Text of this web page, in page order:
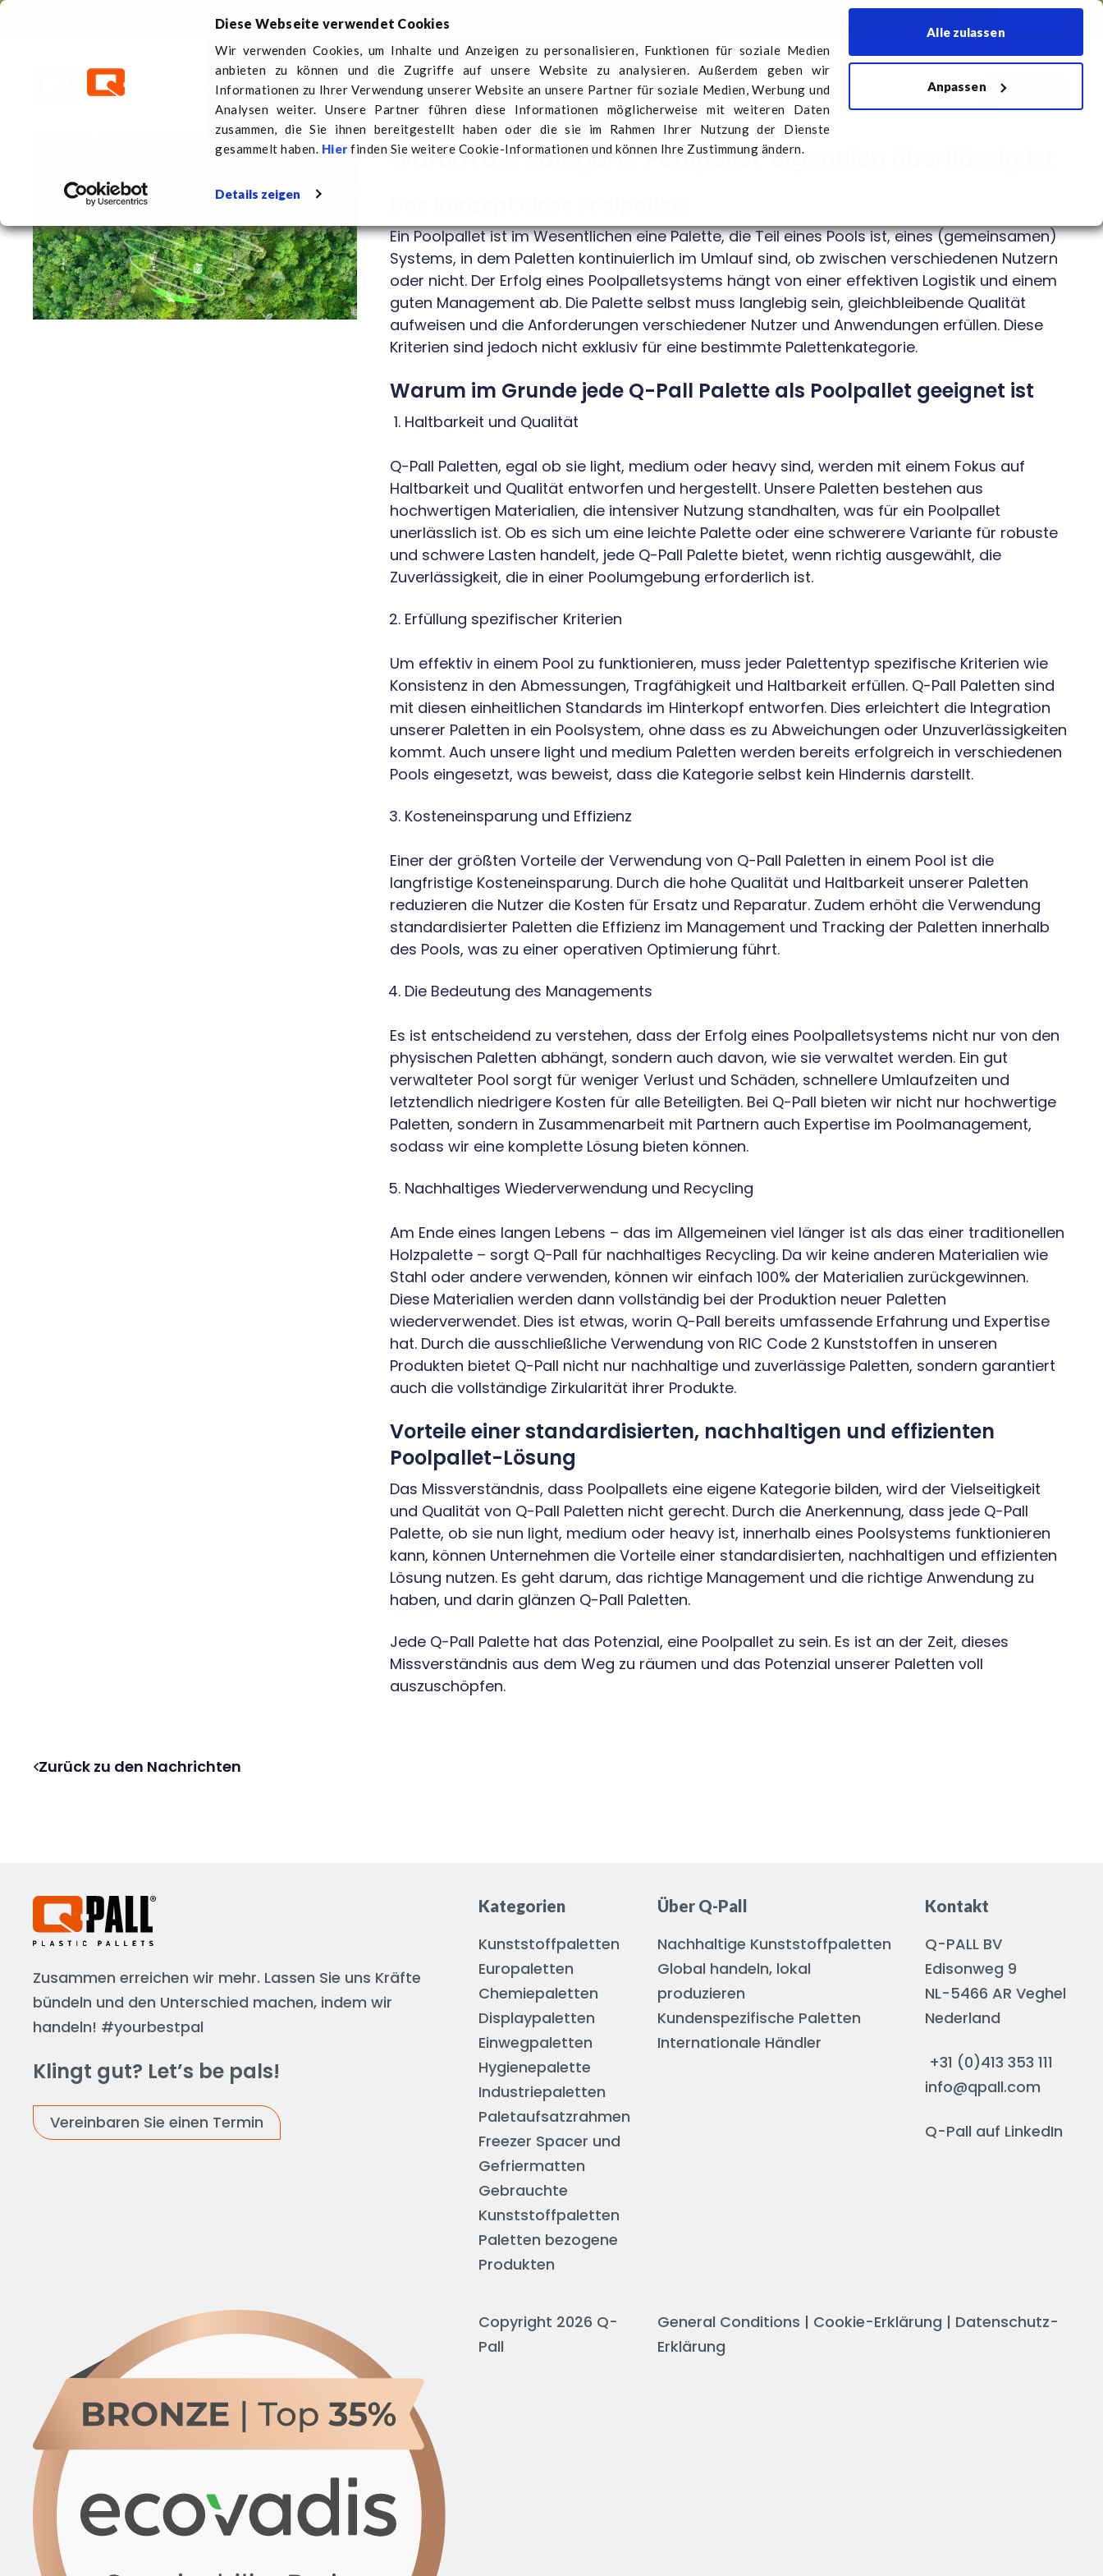
Diese Webseite verwendet Cookies
Wir verwenden Cookies, um Inhalte und Anzeigen zu personalisieren, Funktionen für soziale Medien
anbieten zu können und die Zugriffe auf unsere Website zu analysieren. Außerdem geben wir
Informationen zu Ihrer Verwendung unserer Website an unsere Partner für soziale Medien, Werbung und
Analysen weiter. Unsere Partner führen diese Informationen möglicherweise mit weiteren Daten
zusammen, die Sie ihnen bereitgestellt haben oder die sie im Rahmen Ihrer Nutzung der Dienste
gesammelt haben. Hierfinden Sie weitere Cookie-Informationen und können Ihre Zustimmung ändern.
Details zeigen
Alle zulassen
Anpassen
KunststoffpalettenÜber Q-PallSektorenAktuelles Kontaktieren Sie unsTransport anmelden Angebot
Warum die Kategorie 'Poolpallet' eigentlich überflüssig ist
Ein Poolpallet ist im Wesentlichen eine Palette, die Teil eines Pools ist, eines (gemeinsamen)
Systems, in dem Paletten kontinuierlich im Umlauf sind, ob zwischen verschiedenen Nutzern
oder nicht. Der Erfolg eines Poolpalletsystems hängt von einer effektiven Logistik und einem
guten Management ab. Die Palette selbst muss langlebig sein, gleichbleibende Qualität
aufweisen und die Anforderungen verschiedener Nutzer und Anwendungen erfüllen. Diese
Kriterien sind jedoch nicht exklusiv für eine bestimmte Palettenkategorie.
Warum im Grunde jede Q-Pall Palette als Poolpallet geeignet ist
Haltbarkeit und Qualität
Q-Pall Paletten, egal ob sie light, medium oder heavy sind, werden mit einem Fokus auf
Haltbarkeit und Qualität entworfen und hergestellt. Unsere Paletten bestehen aus
hochwertigen Materialien, die intensiver Nutzung standhalten, was für ein Poolpallet
unerlässlich ist. Ob es sich um eine leichte Palette oder eine schwerere Variante für robuste
und schwere Lasten handelt, jede Q-Pall Palette bietet, wenn richtig ausgewählt, die
Zuverlässigkeit, die in einer Poolumgebung erforderlich ist.
Erfüllung spezifischer Kriterien
Um effektiv in einem Pool zu funktionieren, muss jeder Palettentyp spezifische Kriterien wie
Konsistenz in den Abmessungen, Tragfähigkeit und Haltbarkeit erfüllen. Q-Pall Paletten sind
mit diesen einheitlichen Standards im Hinterkopf entworfen. Dies erleichtert die Integration
unserer Paletten in ein Poolsystem, ohne dass es zu Abweichungen oder Unzuverlässigkeiten
kommt. Auch unsere light und medium Paletten werden bereits erfolgreich in verschiedenen
Pools eingesetzt, was beweist, dass die Kategorie selbst kein Hindernis darstellt.
Kosteneinsparung und Effizienz
Einer der größten Vorteile der Verwendung von Q-Pall Paletten in einem Pool ist die
langfristige Kosteneinsparung. Durch die hohe Qualität und Haltbarkeit unserer Paletten
reduzieren die Nutzer die Kosten für Ersatz und Reparatur. Zudem erhöht die Verwendung
standardisierter Paletten die Effizienz im Management und Tracking der Paletten innerhalb
des Pools, was zu einer operativen Optimierung führt.
Die Bedeutung des Managements
Es ist entscheidend zu verstehen, dass der Erfolg eines Poolpalletsystems nicht nur von den
physischen Paletten abhängt, sondern auch davon, wie sie verwaltet werden. Ein gut
verwalteter Pool sorgt für weniger Verlust und Schäden, schnellere Umlaufzeiten und
letztendlich niedrigere Kosten für alle Beteiligten. Bei Q-Pall bieten wir nicht nur hochwertige
Paletten, sondern in Zusammenarbeit mit Partnern auch Expertise im Poolmanagement,
sodass wir eine komplette Lösung bieten können.
Nachhaltiges Wiederverwendung und Recycling
Am Ende eines langen Lebens – das im Allgemeinen viel länger ist als das einer traditionellen
Holzpalette – sorgt Q-Pall für nachhaltiges Recycling. Da wir keine anderen Materialien wie
Stahl oder andere verwenden, können wir einfach 100% der Materialien zurückgewinnen.
Diese Materialien werden dann vollständig bei der Produktion neuer Paletten
wiederverwendet. Dies ist etwas, worin Q-Pall bereits umfassende Erfahrung und Expertise
hat. Durch die ausschließliche Verwendung von RIC Code 2 Kunststoffen in unseren
Produkten bietet Q-Pall nicht nur nachhaltige und zuverlässige Paletten, sondern garantiert
auch die vollständige Zirkularität ihrer Produkte.
Vorteile einer standardisierten, nachhaltigen und effizienten
Poolpallet-Lösung
Das Missverständnis, dass Poolpallets eine eigene Kategorie bilden, wird der Vielseitigkeit
und Qualität von Q-Pall Paletten nicht gerecht. Durch die Anerkennung, dass jede Q-Pall
Palette, ob sie nun light, medium oder heavy ist, innerhalb eines Poolsystems funktionieren
kann, können Unternehmen die Vorteile einer standardisierten, nachhaltigen und effizienten
Lösung nutzen. Es geht darum, das richtige Management und die richtige Anwendung zu
haben, und darin glänzen Q-Pall Paletten.
Jede Q-Pall Palette hat das Potenzial, eine Poolpallet zu sein. Es ist an der Zeit, dieses
Missverständnis aus dem Weg zu räumen und das Potenzial unserer Paletten voll
auszuschöpfen.
Zurück zu den Nachrichten
Zusammen erreichen wir mehr. Lassen Sie uns Kräfte
bündeln und den Unterschied machen, indem wir
handeln! #yourbestpal
Klingt gut? Let’s be pals!
Vereinbaren Sie einen Termin
Kategorien
Kunststoffpaletten
Europaletten
Chemiepaletten
Displaypaletten
Einwegpaletten
Hygienepalette
Industriepaletten
Paletaufsatzrahmen
Freezer Spacer und
Gefriermatten
Gebrauchte
Kunststoffpaletten
Paletten bezogene
Produkten
Über Q-Pall
Nachhaltige Kunststoffpaletten
Global handeln, lokal
produzieren
Kundenspezifische Paletten
Internationale Händler
Kontakt
Q-PALL BV
Edisonweg 9
NL-5466 AR Veghel
Nederland
+31 (0)413 353 111
info@qpall.com
Q-Pall auf LinkedIn
Copyright 2026 Q-
Pall
General Conditions | Cookie-Erklärung | Datenschutz-
Erklärung